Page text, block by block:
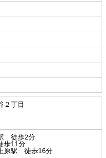
２丁目
徒歩2分
11分
原駅 徒歩16分